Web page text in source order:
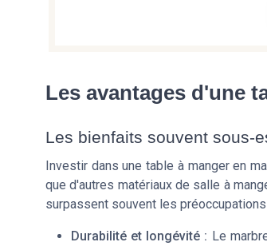
Les avantages d'une
Les bienfaits souvent sous-
Investir dans une table à manger en
que d'autres matériaux de salle à
surpassent souvent les
Durabilité et longévité : Le